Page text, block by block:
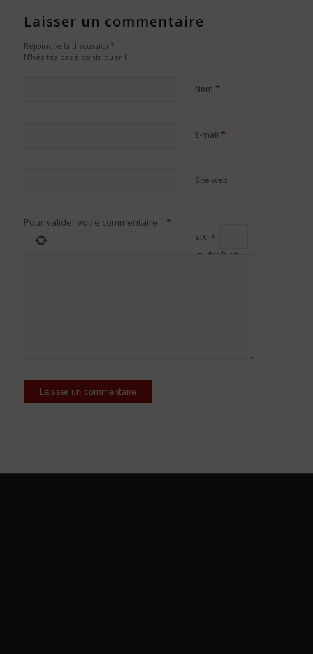
Laisser un commentaire
Rejoindre la discussion?
N’hésitez pas à contribuer !
Nom *
E-mail *
Site web
Pour valider votre commentaire... *
six ×
= dix-huit